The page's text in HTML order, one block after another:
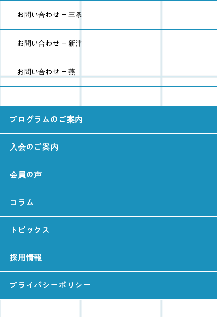
お問い合わせ - 三条
お問い合わせ - 新津
お問い合わせ - 燕
プログラムのご案内
入会のご案内
会員の声
コラム
トピックス
採用情報
プライバシーポリシー